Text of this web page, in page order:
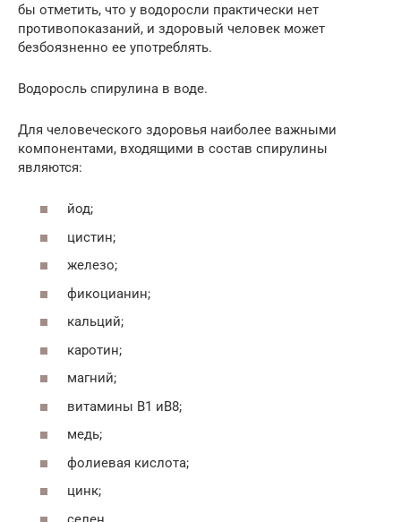
бы отметить, что у водоросли практически нет
противопоказаний, и здоровый человек может
безбоязненно ее употреблять.
Водоросль спирулина в воде.
Для человеческого здоровья наиболее важными
компонентами, входящими в состав спирулины
являются:
йод;
цистин;
железо;
фикоцианин;
кальций;
каротин;
магний;
витамины В1 иВ8;
медь;
фолиевая кислота;
цинк;